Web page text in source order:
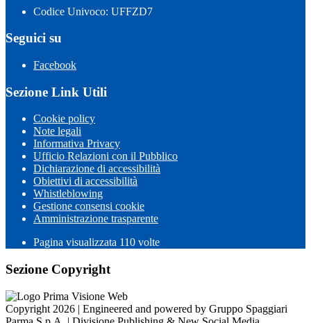
Codice Univoco: UFFZD7
Seguici su
Facebook
Sezione Link Utili
Cookie policy
Note legali
Informativa Privacy
Ufficio Relazioni con il Pubblico
Dichiarazione di accessibilità
Obiettivi di accessibilità
Whistleblowing
Gestione consensi cookie
Amministrazione trasparente
Pagina visualizzata 110 volte
Sezione Copyright
Copyright 2026 | Engineered and powered by Gruppo Spaggiari